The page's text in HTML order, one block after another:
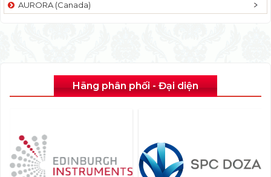
AURORA (Canada)
Hãng phân phối - Đại diện